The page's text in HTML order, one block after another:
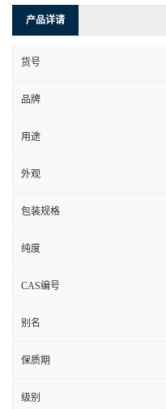
产品详请
货号
品牌
用途
外观
包装规格
纯度
CAS编号
别名
保质期
级别